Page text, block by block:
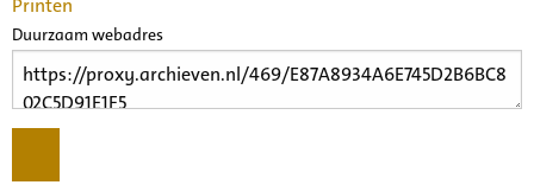
Printen
Duurzaam webadres